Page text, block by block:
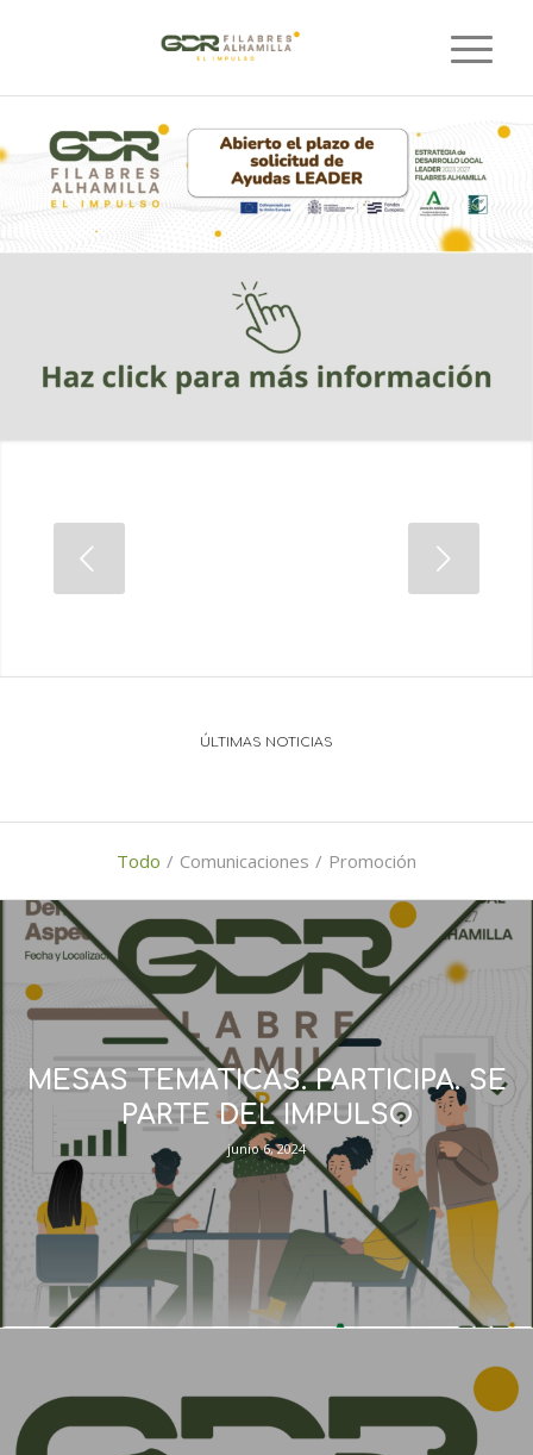
ÚLTIMAS NOTICIAS
Todo / Comunicaciones / Promoción
MESAS TEMATICAS. PARTICIPA. SE
PARTE DEL IMPULSO
junio 6, 2024